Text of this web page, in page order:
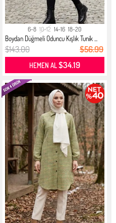
6-8 10-12 14-16 18-20
Boydan Düğmeli Oduncu Kışlık Tunik ...
$143.00 $56.99
HEMEN AL$34.19